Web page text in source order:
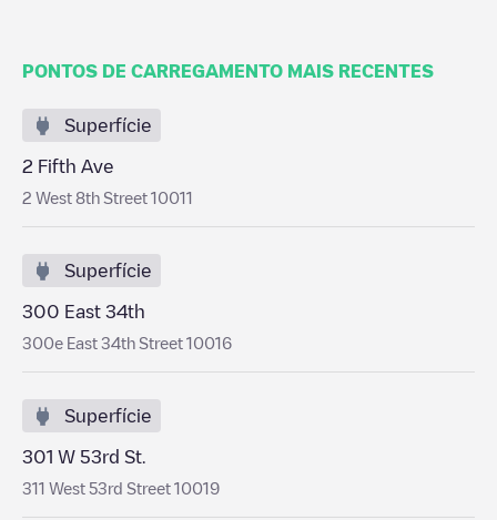
PONTOS DE CARREGAMENTO MAIS RECENTES
Superfície
2 Fifth Ave
2 West 8th Street 10011
Superfície
300 East 34th
300e East 34th Street 10016
Superfície
301 W 53rd St.
311 West 53rd Street 10019